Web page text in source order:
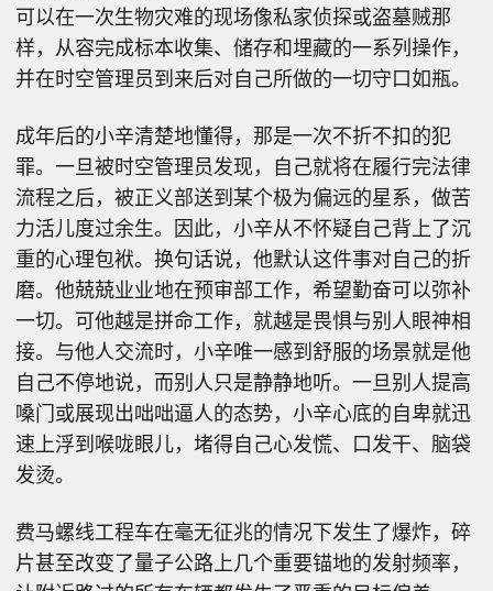
可以在一次生物灾难的现场像私家侦探或盗墓贼那
样，从容完成标本收集、储存和埋藏的一系列操作，
并在时空管理员到来后对自己所做的一切守口如瓶。
成年后的小辛清楚地懂得，那是一次不折不扣的犯
罪。一旦被时空管理员发现，自己就将在履行完法律
流程之后，被正义部送到某个极为偏远的星系，做苦
力活儿度过余生。因此，小辛从不怀疑自己背上了沉
重的心理包袱。换句话说，他默认这件事对自己的折
磨。他兢兢业业地在预审部工作，希望勤奋可以弥补
一切。可他越是拼命工作，就越是畏惧与别人眼神相
接。与他人交流时，小辛唯一感到舒服的场景就是他
自己不停地说，而别人只是静静地听。一旦别人提高
嗓门或展现出咄咄逼人的态势，小辛心底的自卑就迅
速上浮到喉咙眼儿，堵得自己心发慌、口发干、脑袋
发烫。
费马螺线工程车在毫无征兆的情况下发生了爆炸，碎
片甚至改变了量子公路上几个重要锚地的发射频率，